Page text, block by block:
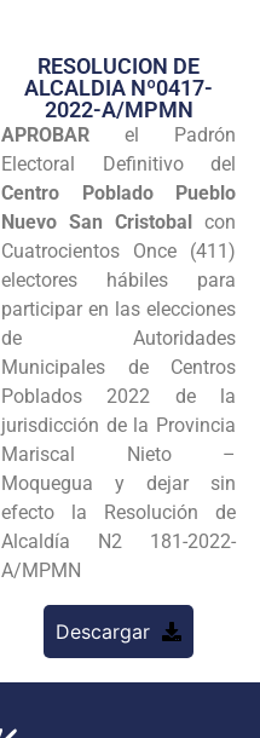
Transparencia
Seguridad
Programas
Intranet
RESOLUCION DE
ALCALDIA Nº0417-
2022-A/MPMN
APROBAR el Padrón
Electoral Definitivo del
Centro Poblado Pueblo
Nuevo San Cristobal con
Cuatrocientos Once (411)
electores hábiles para
participar en las elecciones
de Autoridades
Municipales de Centros
Poblados 2022 de la
jurisdicción de la Provincia
Mariscal Nieto –
Moquegua y dejar sin
efecto la Resolución de
Alcaldía N2 181-2022-
A/MPMN
Descargar